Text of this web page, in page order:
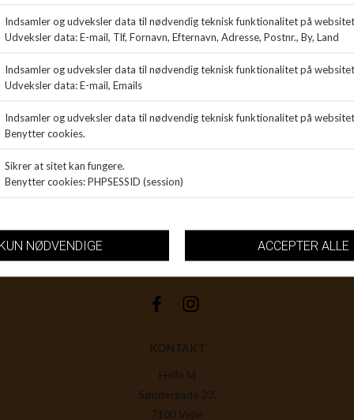
Åbn GDPR-popup
KONTAKT
Helle M
Søndergade 23,
7100 Vejle